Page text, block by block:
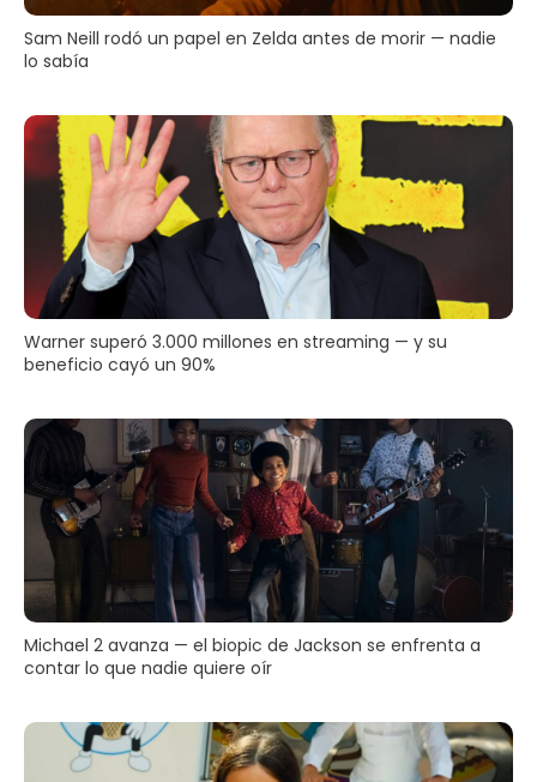
Sam Neill rodó un papel en Zelda antes de morir — nadie
lo sabía
Warner superó 3.000 millones en streaming — y su
beneficio cayó un 90%
Michael 2 avanza — el biopic de Jackson se enfrenta a
contar lo que nadie quiere oír